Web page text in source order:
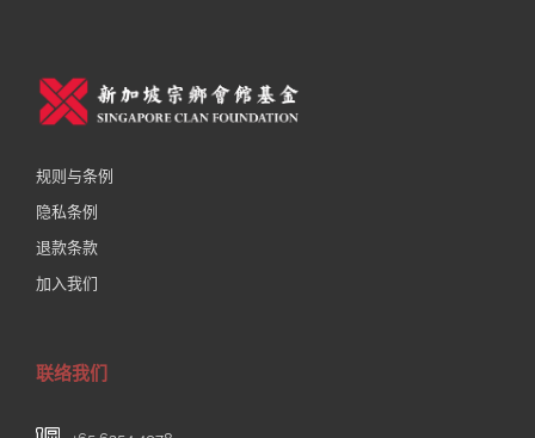
规则与条例
隐私条例
退款条款
加入我们
联络我们